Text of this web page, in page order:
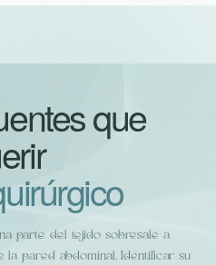
que
parte del tejido sobresale a
la pared abdominal. Identificar su